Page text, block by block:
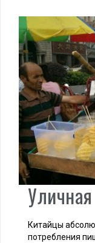
Китайцы
потребления